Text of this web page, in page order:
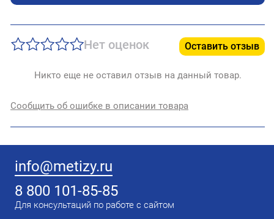
Нет оценок Оставить отзыв
Никто еще не оставил отзыв на данный товар.
Сообщить об ошибке в описании товара
info@metizy.ru
8 800 101-85-85
Для консультаций по работе с сайтом